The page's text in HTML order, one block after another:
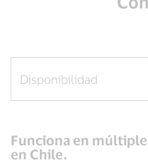
Funciona en
en Chile.